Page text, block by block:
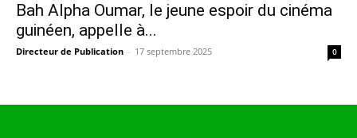
Bah Alpha Oumar, le jeune espoir du cinéma
guinéen, appelle à...
Directeur de Publication - 17 septembre 2025 0